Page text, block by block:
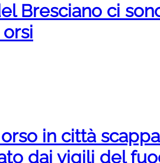
Bresciano ci
in città
dai vigili del